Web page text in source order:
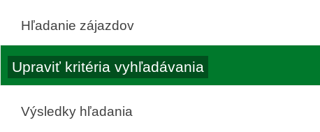
Hľadanie zájazdov
Výsledky hľadania